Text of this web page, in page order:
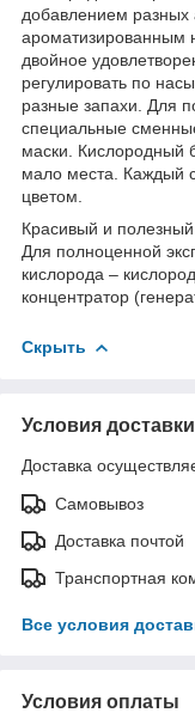
добавлением разных
ароматизированным
двойное
регулировать по
разные запахи. Для
специальные
маски. Кислородный
мало места. Каждый
цветом.
Красивый и
Для полноценной
кислорода –
концентратор
Скрыть
Условия доставки
Доставка
Самовывоз
Доставка почтой
Транспортная
Все условия
Условия оплаты